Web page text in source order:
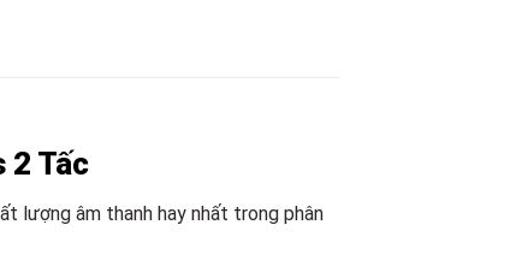
2 Tấc
lượng âm thanh hay nhất trong phân